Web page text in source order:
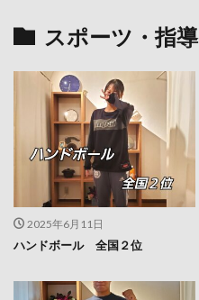
スポーツ・指導
2025年6月11日
ハンドボール 全国２位